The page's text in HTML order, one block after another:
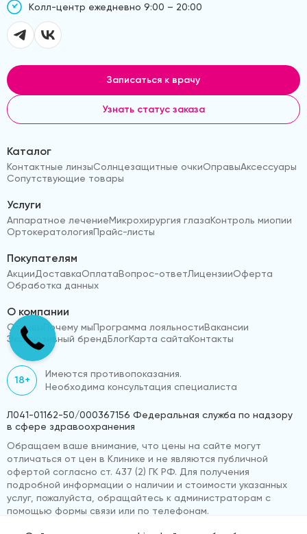
Kолл-центр ежедневно 9:00 – 20:00
Записаться к врачу
Узнать статус заказа
Каталог
Контактные линзыСолнцезащитные очкиОправыАксессуары
Сопутствующие товары
Услуги
Аппаратное лечениеМикрохирургия глазаКонтроль миопии
ОртокератологияПрайс-листы
Покупателям
АкцииДоставкаОплатаВопрос-ответЛицензииОферта
Обработка данных
О компании
Отзывы Почему мыПрограмма лояльностиВакансии
Эксклюзивный брендБлогКарта сайтаКонтакты
18+
Имеются противопоказания.
Необходима консультация специалиста
Л041-01162-50/000367156 Федеральная служба по надзору
в сфере здравоохранения
Обращаем ваше внимание, что цены на сайте могут
отличаться от цен в Клинике и не являются публичной
офертой согласно ст. 437 (2) ГК РФ. Для получения
подробной информации о наличии и стоимости указанных
услуг, пожалуйста, обращайтесь к администраторам с
помощью формы связи или по телефонам.